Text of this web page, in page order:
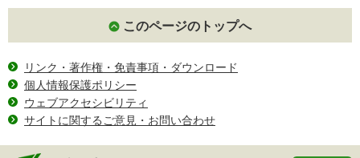
このページのトップへ
リンク・著作権・免責事項・ダウンロード
個人情報保護ポリシー
ウェブアクセシビリティ
サイトに関するご意見・お問い合わせ